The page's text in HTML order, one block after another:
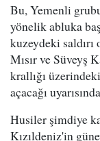
Bu, Yemenli
yönelik abluka
kuzeydeki saldırı
Mısır ve Süveyş
krallığı
açacağı
Husiler şimdiye
Kızıldeniz'in